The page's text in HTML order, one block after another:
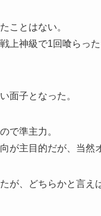
ことはない。
上神級で1回喰らっ
面子となった。
で準主力。
が主目的だが、当然
が、どちらかと言え